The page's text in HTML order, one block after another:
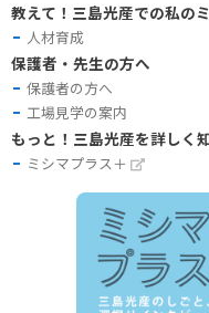
教えて！三島光産での私の
人材育成
保護者・先生の方へ
保護者の方へ
工場見学の案内
もっと！三島光産を詳しく
ミシマプラス＋